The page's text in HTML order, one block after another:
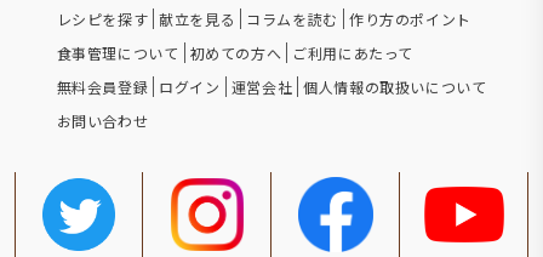
レシピを探す 献立を見る コラムを読む
作り方のポイント
食事管理について
初めての方へ
ご利用にあたって
無料会員登録 ログイン 運営会社 個人情報の取扱いについて
お問い合わせ